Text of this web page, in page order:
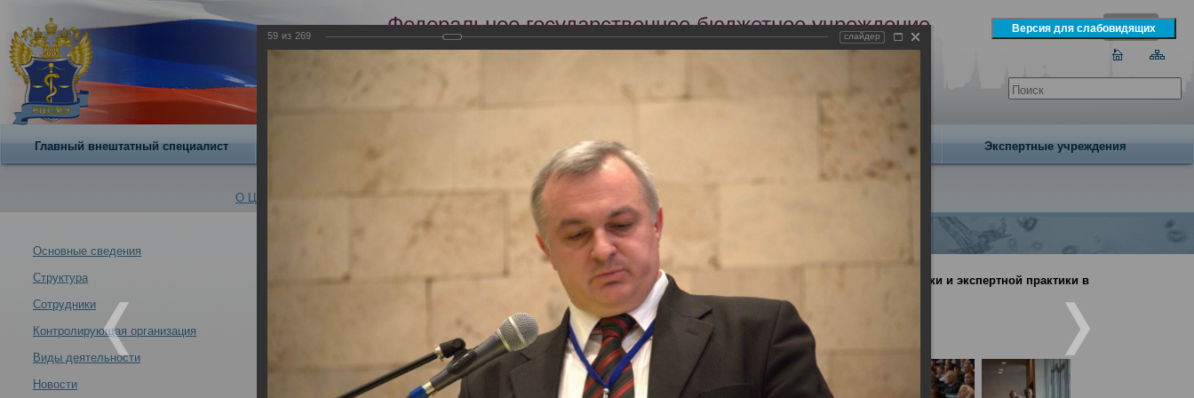
Федеральное государственное бюджетное учреждение
Российский центр судебно-медицинской экспертизы
Сегодня 7 августа 2026 года
Главный внештатный специалист Экспертиза Издательство Экспертные учреждения
О Центре -
VII Всероссийский съезд судебных медиков "Задачи
Основные сведения
Структура
Сотрудники
Контролирующая организация
Виды деятельности
Новости
VII Всероссийский съезд судебных медиков "Задачи и пути совершенствования судебно-медицинской науки и экспертной практики в
Москва 21-24 октября 2013 года
59 из 269 слайдер